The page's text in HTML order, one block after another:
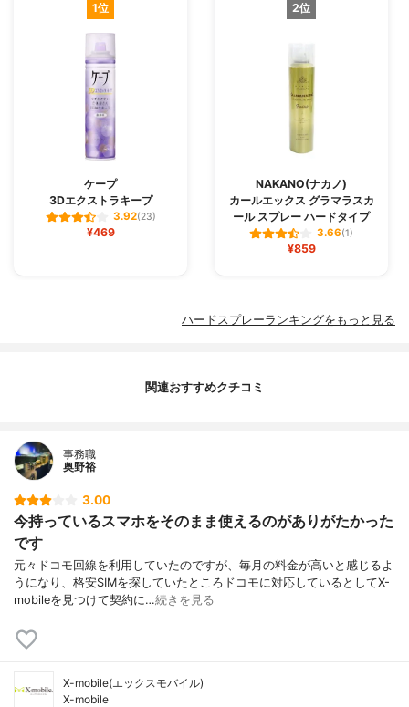
1位
ケープ
3Dエクストラキープ
3.92(23)
¥469
2位
NAKANO(ナカノ)
カールエックス グラマラスカ
ール スプレー ハードタイプ
3.66(1)
¥859
ハードスプレーランキングをもっと見る
関連おすすめクチコミ
事務職
奥野裕
3.00
今持っているスマホをそのまま使えるのがありがたかった
です
元々ドコモ回線を利用していたのですが、毎月の料金が高いと感じるよ
うになり、格安SIMを探していたところドコモに対応しているとしてX-
mobileを見つけて契約に…続きを見る
X-mobile(エックスモバイル)
X-mobile